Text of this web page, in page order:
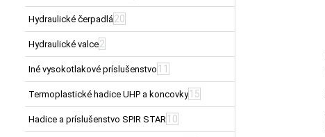
Hydraulické čerpadlá 20
Hydraulické valce2
Iné vysokotlakové príslušenstvo 11
Termoplastické hadice UHP a koncovky 15
Hadice a príslušenstvo SPIR STAR 10